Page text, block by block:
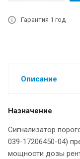
Гарантия 1 год
Описание
Назначение
Сигнализатор
039-17206450-04)
мощности дозы